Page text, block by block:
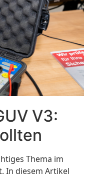
V3:
Thema im
In diesem Artikel